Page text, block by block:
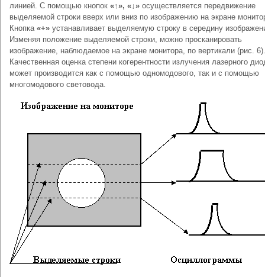
линией. С помощью кнопок «↑», «↓» осуществляется передвижение
выделяемой строки вверх или вниз по изображению на экране
Кнопка «+» устанавливает выделяемую строку в середину
Изменяя положение выделяемой строки, можно просканировать
изображение, наблюдаемое на экране монитора, по вертикали (рис. 6).
Качественная оценка степени когерентности излучения лазерного
может производится как с помощью одномодового, так и с помощью
многомодового световода.